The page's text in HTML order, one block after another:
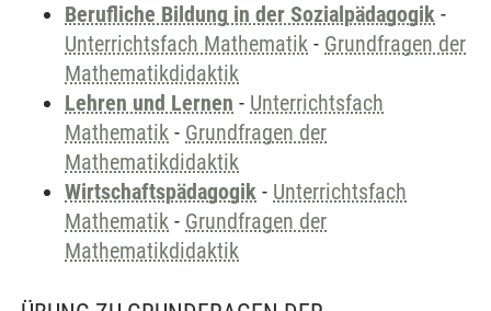
Berufliche Bildung in der Sozialpädagogik -
Unterrichtsfach Mathematik - Grundfragen der
Mathematikdidaktik
Lehren und Lernen - Unterrichtsfach
Mathematik - Grundfragen der
Mathematikdidaktik
Wirtschaftspädagogik - Unterrichtsfach
Mathematik - Grundfragen der
Mathematikdidaktik